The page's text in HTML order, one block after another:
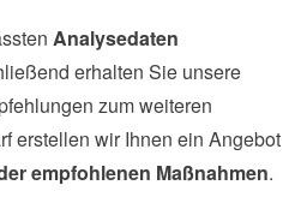
Analysedaten
erhalten Sie unsere
zum weiteren
erstellen wir Ihnen ein Angebot
empfohlenen Maßnahmen.